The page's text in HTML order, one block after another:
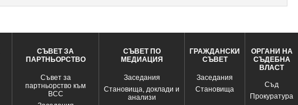
СЪВЕТ ЗА
ПАРТНЬОРСТВО
Съвет за
партньорство към
ВСС
СЪВЕТ ПО
МЕДИАЦИЯ
Заседания
Становища, доклади и
анализи
ГРАЖДАНСКИ
СЪВЕТ
Заседания
Становища
ОРГАНИ НА
СЪДЕБНА
ВЛАСТ
Съд
Прокуратура